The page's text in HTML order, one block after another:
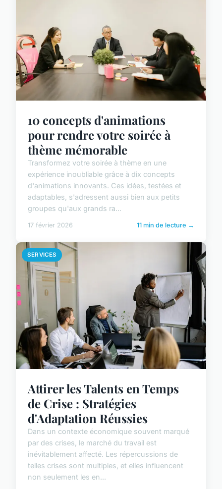
10 concepts d'animations
pour rendre votre soirée à
thème mémorable
Transformez votre soirée à thème en une
expérience inoubliable grâce à dix concepts
d'animations innovants. Ces idées, testées et
adaptables, s'adressent aussi bien aux petits
groupes qu'aux grands ra...
17 février 2026 11 min de lecture →
SERVICES
Attirer les Talents en Temps
de Crise : Stratégies
d'Adaptation Réussies
Dans un contexte économique souvent marqué
par des crises, le marché du travail est
inévitablement affecté. Les répercussions de
telles crises sont multiples, et elles influencent
non seulement les en...